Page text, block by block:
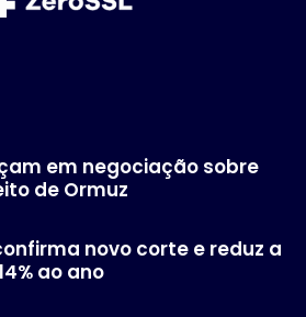
em negociação sobre
de Ormuz
novo corte e reduz a
ao ano